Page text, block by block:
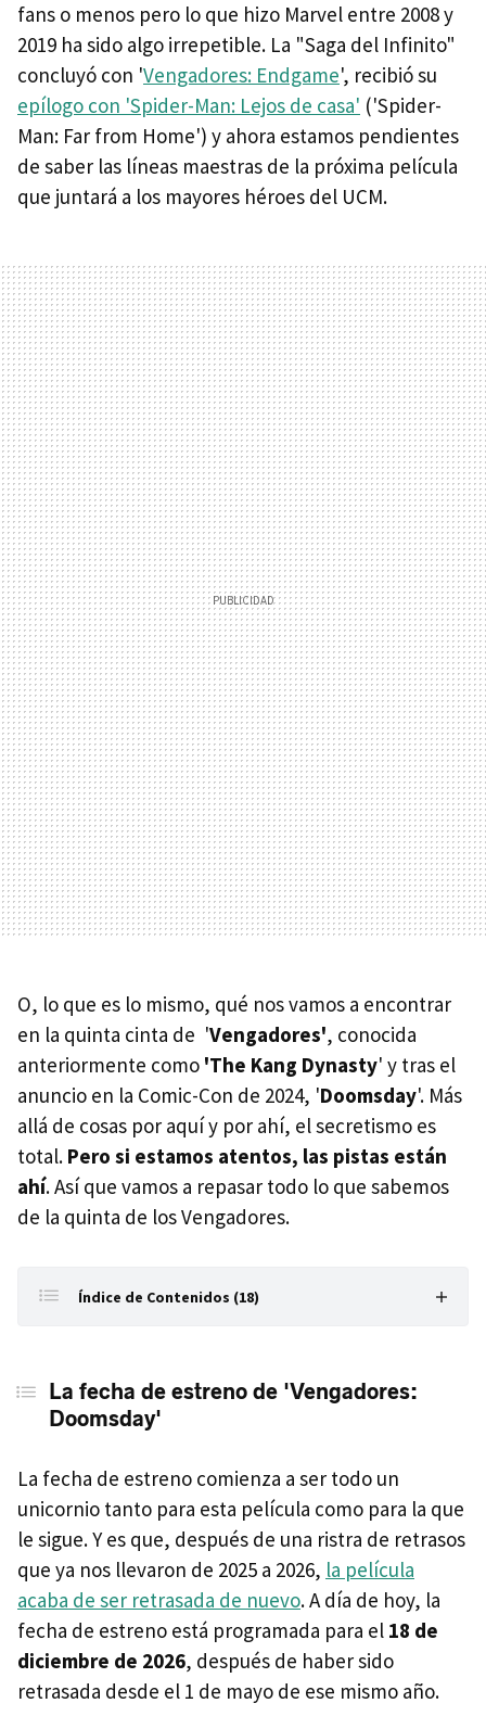
fans o menos pero lo que hizo Marvel entre 2008 y
2019 ha sido algo irrepetible. La "Saga del Infinito"
concluyó con 'Vengadores: Endgame', recibió su
epílogo con 'Spider-Man: Lejos de casa' ('Spider-
Man: Far from Home') y ahora estamos pendientes
de saber las líneas maestras de la próxima película
que juntará a los mayores héroes del UCM.
O, lo que es lo mismo, qué nos vamos a encontrar
en la quinta cinta de 'Vengadores', conocida
anteriormente como 'The Kang Dynasty' y tras el
anuncio en la Comic-Con de 2024, 'Doomsday'. Más
allá de cosas por aquí y por ahí, el secretismo es
total. Pero si estamos atentos, las pistas están
ahí. Así que vamos a repasar todo lo que sabemos
de la quinta de los Vengadores.
Índice de Contenidos (18)
El director y el guionista
Lo que se sabe de la historia
El villano: quién es Muerte, la némesis de Reed
Richards
¿Jóvenes Vengadores?
Referencias para 'Vengadores: Doomsday'
El camino hasta 'Vengadores: Doomsday': La saga del
Multiverso
La fecha de estreno de 'Vengadores:
Doomsday'
La fecha de estreno comienza a ser todo un
unicornio tanto para esta película como para la que
le sigue. Y es que, después de una ristra de retrasos
que ya nos llevaron de 2025 a 2026, la película
acaba de ser retrasada de nuevo. A día de hoy, la
fecha de estreno está programada para el 18 de
diciembre de 2026, después de haber sido
retrasada desde el 1 de mayo de ese mismo año.